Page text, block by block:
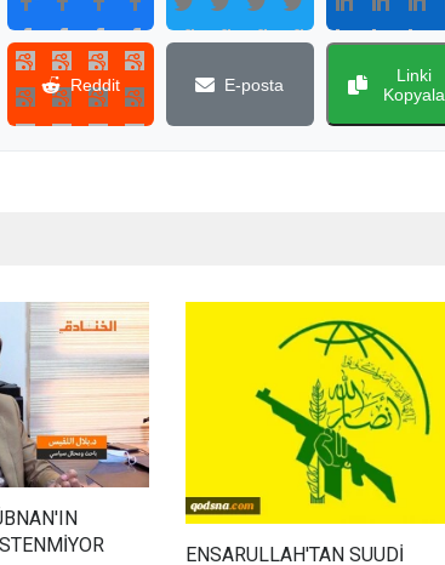
Reddit E-posta
Linki
Kopyala
ENSARULLAH'TAN SUUDİ